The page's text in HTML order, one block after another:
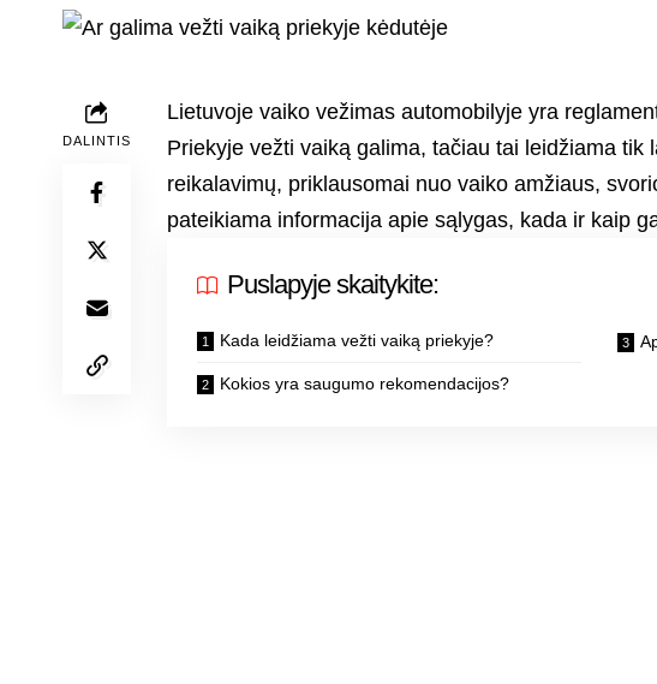
DALINTIS
Lietuvoje vaiko vežimas automobilyje yra
Priekyje vežti vaiką galima, tačiau tai leidžiama tik
reikalavimų, priklausomai nuo vaiko amžiaus,
pateikiama informacija apie sąlygas, kada ir kaip
Puslapyje skaitykite:
Kada leidžiama vežti vaiką priekyje?
Kokios yra saugumo rekomendacijos?